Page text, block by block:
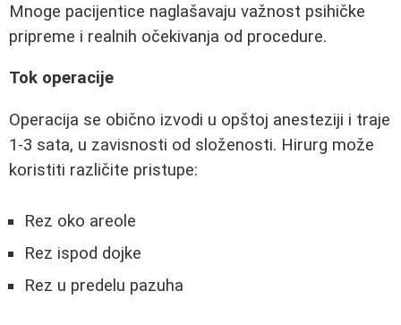
Mnoge pacijentice naglašavaju važnost psihičke
pripreme i realnih očekivanja od procedure.
Tok operacije
Operacija se obično izvodi u opštoj anesteziji i traje
1-3 sata, u zavisnosti od složenosti. Hirurg može
koristiti različite pristupe:
Rez oko areole
Rez ispod dojke
Rez u predelu pazuha